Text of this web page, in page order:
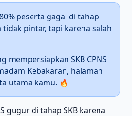
peserta gagal di tahap
tidak pintar, tapi karena salah
mempersiapkan SKB CPNS
Kebakaran, halaman
utama kamu. 🔥
gugur di tahap SKB karena